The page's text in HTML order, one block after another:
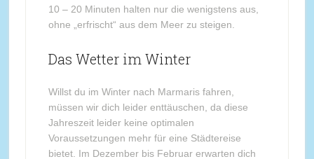
10 – 20 Minuten halten nur die wenigstens aus,
ohne „erfrischt“ aus dem Meer zu steigen.
Das Wetter im Winter
Willst du im Winter nach Marmaris fahren,
müssen wir dich leider enttäuschen, da diese
Jahreszeit leider keine optimalen
Voraussetzungen mehr für eine Städtereise
bietet. Im Dezember bis Februar erwarten dich